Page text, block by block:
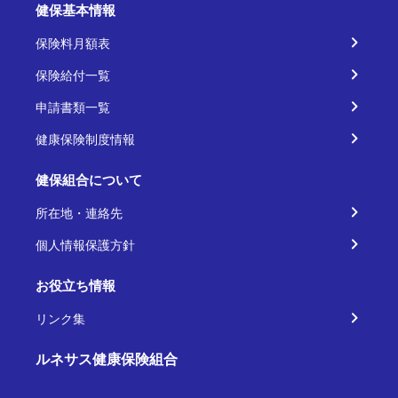
健保基本情報
保険料月額表
保険給付一覧
申請書類一覧
健康保険制度情報
健保組合について
所在地・連絡先
個人情報保護方針
お役立ち情報
リンク集
ルネサス健康保険組合